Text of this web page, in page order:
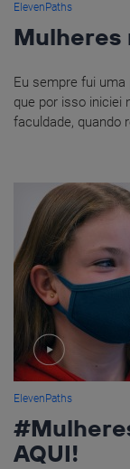
ElevenPaths
Mulheres
Eu sempre fui
que por isso iniciei
faculdade, quando
ElevenPaths
AQUI!